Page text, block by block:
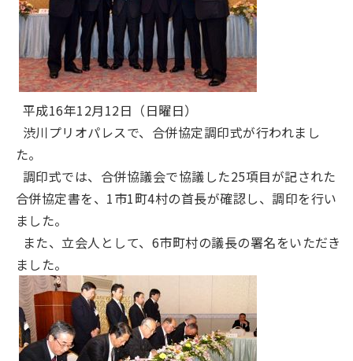
平成16年12月12日（日曜日）
渋川プリオパレスで、合併協定調印式が行われまし
た。
調印式では、合併協議会で協議した25項目が記された
合併協定書を、1市1町4村の首長が確認し、調印を行い
ました。
また、立会人として、6市町村の議長の署名をいただき
ました。